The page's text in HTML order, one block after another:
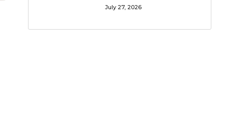
July 27, 2026